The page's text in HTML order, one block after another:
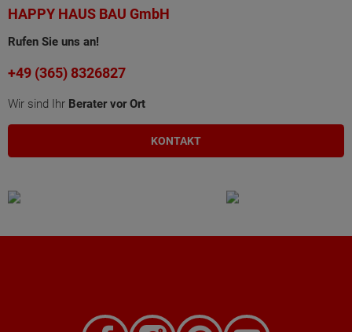
HAPPY HAUS BAU GmbH
Rufen Sie uns an!
+49 (365) 8326827
Wir sind Ihr Berater vor Ort
KONTAKT